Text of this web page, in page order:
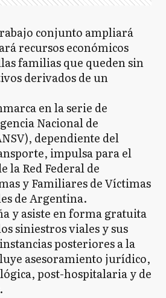
conjunto ampliará
recursos económicos
familias que queden sin
derivados de un
en la serie de
Nacional de
dependiente del
impulsa para el
la Red Federal de
y Familiares de Víctimas
de Argentina.
y asiste en forma gratuita
siniestros viales y sus
posteriores a la
asesoramiento jurídico,
post-hospitalaria y de